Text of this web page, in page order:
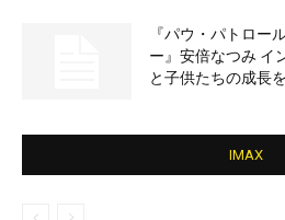
『パウ・パトロー
ー』安倍なつみ イ
と子供たちの成長
IMAX